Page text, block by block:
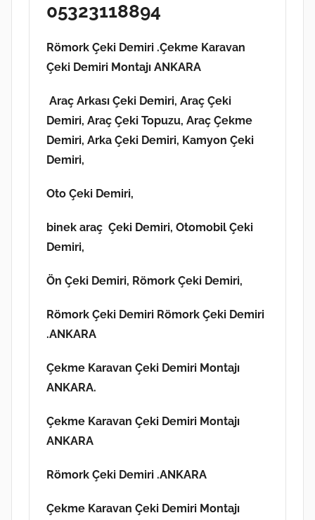
05323118894
Römork Çeki Demiri .Çekme Karavan
Çeki Demiri Montajı ANKARA
Araç Arkası Çeki Demiri, Araç Çeki
Demiri, Araç Çeki Topuzu, Araç Çekme
Demiri, Arka Çeki Demiri, Kamyon Çeki
Demiri,
Oto Çeki Demiri,
binek araç Çeki Demiri, Otomobil Çeki
Demiri,
Ön Çeki Demiri, Römork Çeki Demiri,
Römork Çeki Demiri Römork Çeki Demiri
.ANKARA
Çekme Karavan Çeki Demiri Montajı
ANKARA.
Çekme Karavan Çeki Demiri Montajı
ANKARA
Römork Çeki Demiri .ANKARA
Çekme Karavan Çeki Demiri Montajı